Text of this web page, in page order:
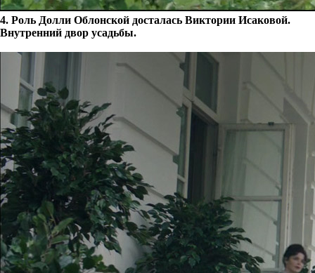
4. Роль Долли Облонской досталась Виктории Исаковой.
Внутренний двор усадьбы.